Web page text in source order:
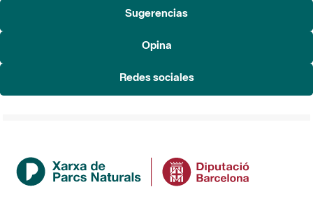
Sugerencias
Opina
Redes sociales